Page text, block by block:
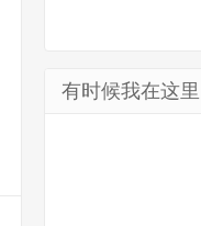
有时候我在这里